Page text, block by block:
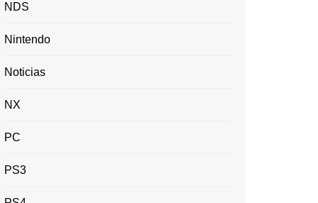
NDS
Nintendo
Noticias
NX
PC
PS3